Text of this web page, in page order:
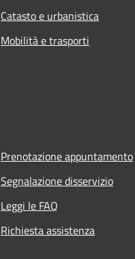
Catasto e urbanistica
Mobilità e trasporti
Prenotazione appuntamento
Segnalazione disservizio
Leggi le FAQ
Richiesta assistenza